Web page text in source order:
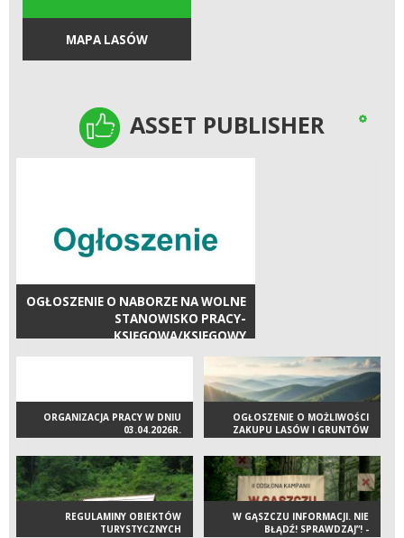
MAPA LASÓW
ASSET PUBLISHER
ASSET PUBLISHER
OGŁOSZENIE O NABORZE NA WOLNE
STANOWISKO PRACY-
KSIĘGOWA/KSIEGOWY
ORGANIZACJA PRACY W DNIU
03.04.2026R.
OGŁOSZENIE O MOŻLIWOŚCI
ZAKUPU LASÓW I GRUNTÓW
REGULAMINY OBIEKTÓW
TURYSTYCZNYCH
W GĄSZCZU INFORMACJI. NIE
BŁĄDŹ! SPRAWDZAJ”! -